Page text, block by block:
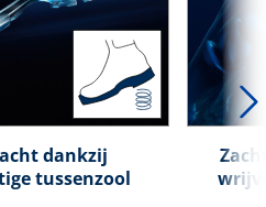
dankzij
tussenzool